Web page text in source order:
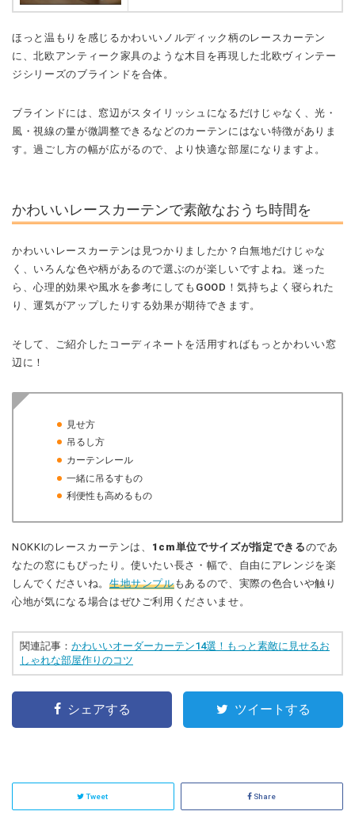
ほっと温もりを感じるかわいいノルディック柄のレースカーテン
に、北欧アンティーク家具のような木目を再現した北欧ヴィンテー
ジシリーズのブラインドを合体。
ブラインドには、窓辺がスタイリッシュになるだけじゃなく、光・
風・視線の量が微調整できるなどのカーテンにはない特徴がありま
す。過ごし方の幅が広がるので、より快適な部屋になりますよ。
かわいいレースカーテンで素敵なおうち時間を
かわいいレースカーテンは見つかりましたか？白無地だけじゃな
く、いろんな色や柄があるので選ぶのが楽しいですよね。迷った
ら、心理的効果や風水を参考にしてもGOOD！気持ちよく寝られた
り、運気がアップしたりする効果が期待できます。
そして、ご紹介したコーディネートを活用すればもっとかわいい窓
辺に！
見せ方
吊るし方
カーテンレール
一緒に吊るすもの
利便性も高めるもの
NOKKIのレースカーテンは、 1cm単位でサイズが指定できるのであ
なたの窓にもぴったり。使いたい長さ・幅で、自由にアレンジを楽
しんでくださいね。 生地サンプルもあるので、実際の色合いや触り
心地が気になる場合はぜひご利用くださいませ。
関連記事： かわいいオーダーカーテン14選！もっと素敵に見せるお
しゃれな部屋作りのコツ
シェアする ツイートする
Tweet Share